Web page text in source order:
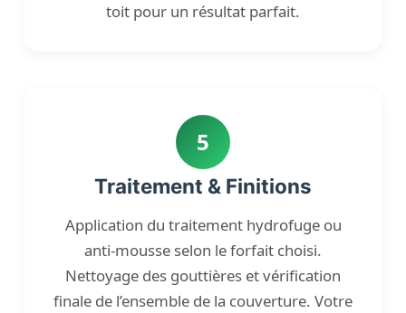
toit pour un résultat parfait.
5
Traitement & Finitions
Application du traitement hydrofuge ou
anti-mousse selon le forfait choisi.
Nettoyage des gouttières et vérification
finale de l’ensemble de la couverture. Votre